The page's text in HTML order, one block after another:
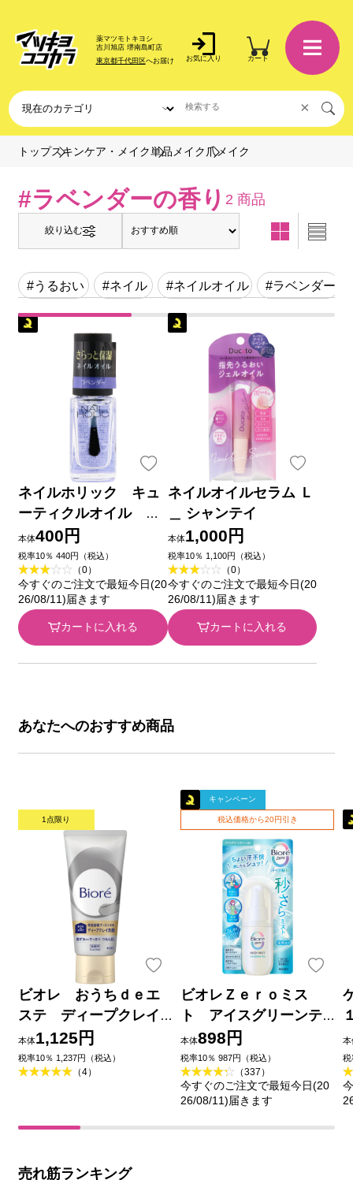
薬マツモトキヨシ
吉川旭店 堺南島町店
東京都千代田区へお届け お気に入り カート
×
トップスキンケア・メイク単品メイク 爪メイク
#ラベンダーの香り 2 商品
絞り込む
#うるおい #ネイル #ネイルオイル #ラベンダー
ネイルホリック キュ
ーティクルオイル
Ｌ ０３ やすらぎラ
ベンダー ５ｍＬ コー
セー
本体400円
税率10％ 440円（税込）
（0）
今すぐのご注文で最短今日(20
26/08/11)届きます
カートに入れる
ネイルオイルセラム Ｌ
＿ シャンテイ
本体1,000円
税率10％ 1,100円（税込）
（0）
今すぐのご注文で最短今日(20
26/08/11)届きます
カートに入れる
あなたへのおすすめ商品
1点限り
ビオレ おうちｄｅエ
ステ ディープクレイ
洗顔 １８０ｇ 花王
本体1,125円
税率10％ 1,237円（税込）
（4）
キャンペーン
税込価格から20円引き
ビオレＺｅｒｏミス
ト アイスグリーンテ
ィーの香り ６０ｍＬ 花
王
本体898円
税率10％ 987円（税込）
（337）
今すぐのご注文で最短今日(20
26/08/11)届きます
本
税
売れ筋ランキング